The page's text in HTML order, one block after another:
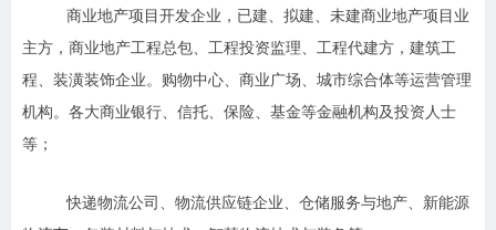
商业地产项目开发企业，已建、拟建、未建商业地产项目业
主方，商业地产工程总包、工程投资监理、工程代建方，建筑工
程、装潢装饰企业。购物中心、商业广场、城市综合体等运营管理
机构。各大商业银行、信托、保险、基金等金融机构及投资人士
等；
快递物流公司、物流供应链企业、仓储服务与地产、新能源